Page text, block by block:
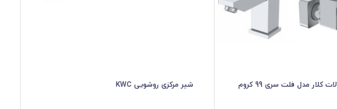
شیر مرکزی روشویی KWC